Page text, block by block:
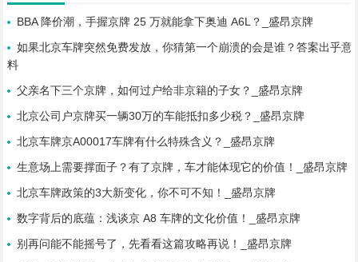
BBA 降价潮，手握京牌 25 万就能拿下奥迪 A6L？_盛昂京牌
如果北京车牌突然免费发放，你猜第一个崩溃的会是谁？答案出乎意
料
父亲名下三个京牌，如何过户给非京籍的子女？_盛昂京牌
北京公司户京牌买一辆30万的车能抵扣多少税？_盛昂京牌
北京车牌京A00017车牌有什么特殊含义？_盛昂京牌
生意场上需要撑面子？有了京牌，车才能体现它的价值！_盛昂京牌
北京车牌政策的3大新变化，你不可不知！_盛昂京牌
数字背后的底蕴：浅谈京 A8 车牌的文化价值！_盛昂京牌
别再问能不能摇号了，先看看这篇攻略再说！_盛昂京牌